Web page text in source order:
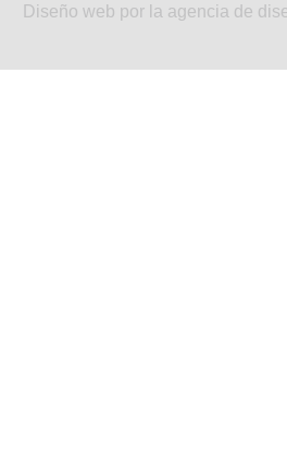
Diseño web por la agencia de